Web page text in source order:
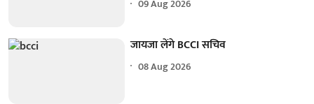
09 Aug 2026
जायजा लेंगे BCCI सचिव
08 Aug 2026